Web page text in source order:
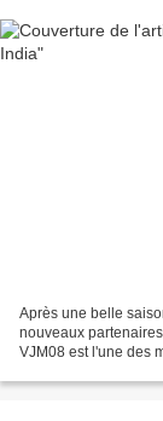
Après une belle
nouveaux
VJM08 est l'une des